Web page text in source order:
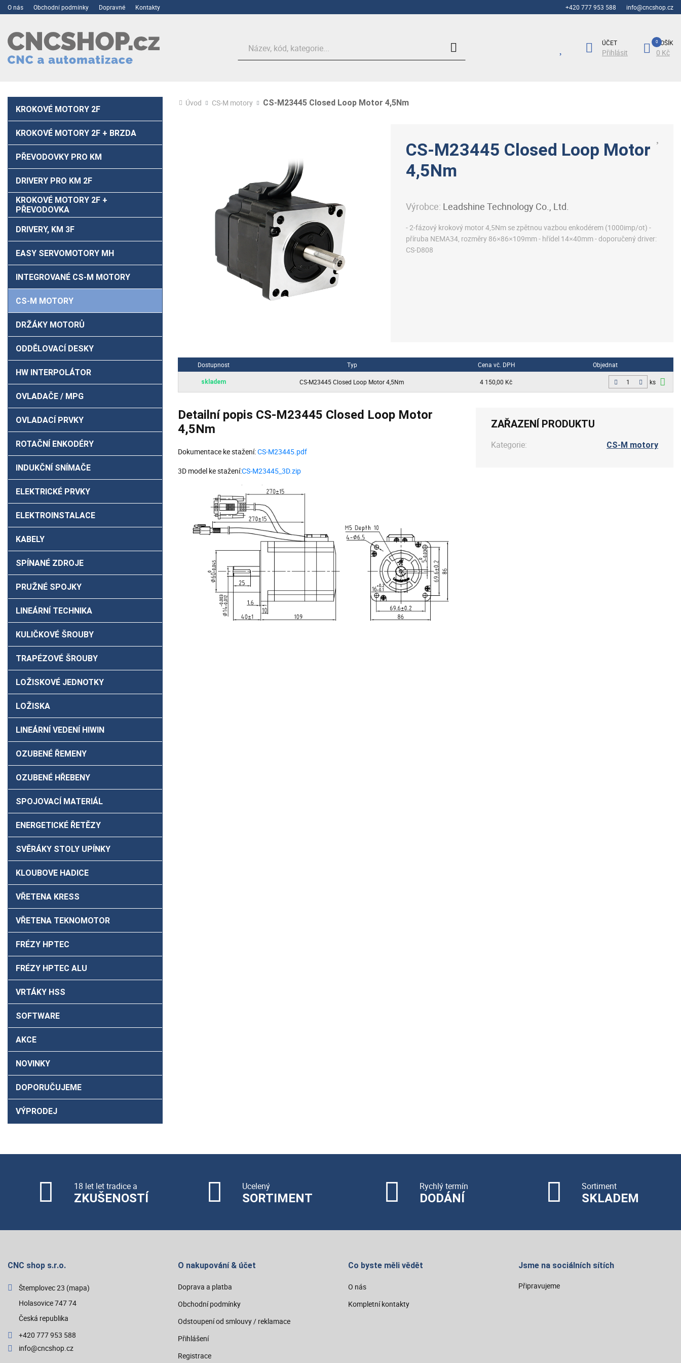
O nás Obchodní podmínky Dopravné Kontakty +420 777 953 588 info@cncshop.cz
ÚČET
Přihlásit
KOŠÍK
0 Kč
KROKOVÉ MOTORY 2F
KROKOVÉ MOTORY 2F + BRZDA
PŘEVODOVKY PRO KM
DRIVERY PRO KM 2F
KROKOVÉ MOTORY 2F +
PŘEVODOVKA
DRIVERY, KM 3F
EASY SERVOMOTORY MH
INTEGROVANÉ CS-M MOTORY
CS-M MOTORY
DRŽÁKY MOTORŮ
ODDĚLOVACÍ DESKY
HW INTERPOLÁTOR
OVLADAČE / MPG
OVLADACÍ PRVKY
ROTAČNÍ ENKODÉRY
INDUKČNÍ SNÍMAČE
ELEKTRICKÉ PRVKY
ELEKTROINSTALACE
KABELY
SPÍNANÉ ZDROJE
PRUŽNÉ SPOJKY
LINEÁRNÍ TECHNIKA
KULIČKOVÉ ŠROUBY
TRAPÉZOVÉ ŠROUBY
LOŽISKOVÉ JEDNOTKY
LOŽISKA
LINEÁRNÍ VEDENÍ HIWIN
OZUBENÉ ŘEMENY
OZUBENÉ HŘEBENY
SPOJOVACÍ MATERIÁL
ENERGETICKÉ ŘETĚZY
SVĚRÁKY STOLY UPÍNKY
KLOUBOVE HADICE
VŘETENA KRESS
VŘETENA TEKNOMOTOR
FRÉZY HPTEC
FRÉZY HPTEC ALU
VRTÁKY HSS
SOFTWARE
AKCE
NOVINKY
DOPORUČUJEME
VÝPRODEJ
Úvod CS-M motory CS-M23445 Closed Loop Motor 4,5Nm
CS-M23445 Closed Loop Motor
4,5Nm
Výrobce: Leadshine Technology Co., Ltd.
- 2-fázový krokový motor 4,5Nm se zpětnou vazbou enkodérem (1000imp/ot) -
příruba NEMA34, rozměry 86×86×109mm - hřídel 14×40mm - doporučený driver:
CS-D808
Dostupnost Typ Cena vč. DPH Objednat
skladem CS-M23445 Closed Loop Motor 4,5Nm 4 150,00 Kč ks
Detailní popis CS-M23445 Closed Loop Motor
4,5Nm
Dokumentace ke stažení:CS-M23445.pdf
3D model ke stažení:CS-M23445_3D.zip
ZAŘAZENÍ PRODUKTU
Kategorie: CS-M motory
18 let let tradice a
ZKUŠENOSTÍ
Ucelený
SORTIMENT
Rychlý termín
DODÁNÍ
Sortiment
SKLADEM
CNC shop s.r.o.
Štemplovec 23 (mapa)
Holasovice 747 74
Česká republika
+420 777 953 588
info@cncshop.cz
O nakupování & účet
Doprava a platba
Obchodní podmínky
Odstoupení od smlouvy / reklamace
Přihlášení
Registrace
Co byste měli vědět
O nás
Kompletní kontakty
Jsme na sociálních sítích
Připravujeme